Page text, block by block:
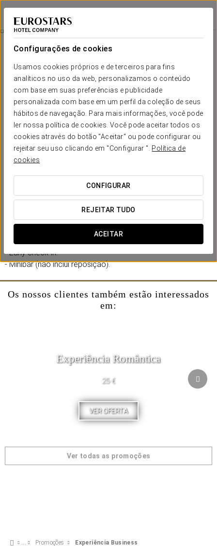
Configurações de cookies
Usamos cookies próprios e de terceiros para fins
analíticos no uso da web, personalizamos o conteúdo
com base em suas preferências e publicidade
personalizada com base em um perfil da coleção de seus
hábitos de navegação. Para mais informações, você pode
ler nossa política de cookies. Você pode aceitar todos os
cookies através do botão "Aceitar" ou pode configurar ou
rejeitar seu uso clicando em "Configurar ". Política de
cookies
CONFIGURAR
REJEITAR TUDO
ACEITAR
Eurostars Ciudad de La Coruña
A CORUÑA
Experiência Business
10 €
Experiência Business
Se está a planear visitar A Coruña em trabalho, fique
connosco! Aproveite a nossa experiência executiva e os
seus benefícios adicionando-a durante o processo de
reserva da sua estadia.
Inclui:
- Early check-in.
- Minibar (não inclui reposição).
Os nossos clientes também estão interessados
em:
Experiência Romântica
25 €
VER OFERTA
Ver todas as promoções
Promoções Experiência Business